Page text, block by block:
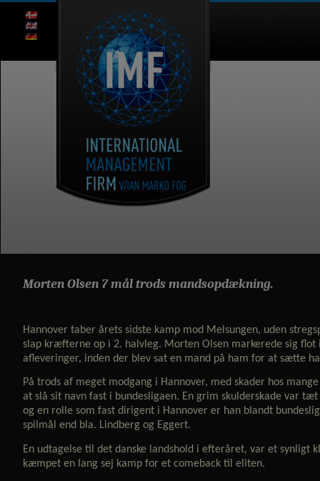
Morten Olsen 7 mål trods mandsopdækning.
Hannover taber årets sidste kamp mod Melsungen, uden
slap kræfterne op i 2. halvleg. Morten Olsen markerede sig
afleveringer, inden der blev sat en mand på ham for at sætte
På trods af meget modgang i Hannover, med skader hos
at slå sit navn fast i bundesligaen. En grim skulderskade var
og en rolle som fast dirigent i Hannover er han blandt
spilmål end bla. Lindberg og Eggert.
En udtagelse til det danske landshold i efteråret, var et synligt
kæmpet en lang sej kamp for et comeback til eliten.